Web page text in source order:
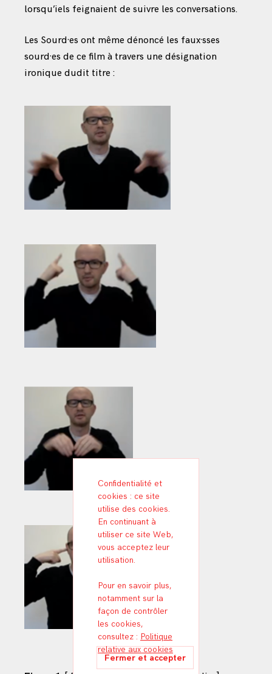
lorsqu’iels feignaient de suivre les conversations.
Les Sourd·es ont même dénoncé les faux·sses
sourd·es de ce film à travers une désignation
ironique dudit titre :
Confidentialité et
cookies : ce site
utilise des cookies.
En continuant à
utiliser ce site Web,
vous acceptez leur
utilisation.
Pour en savoir plus,
notamment sur la
façon de contrôler
les cookies,
consultez : Politique
relative aux cookies